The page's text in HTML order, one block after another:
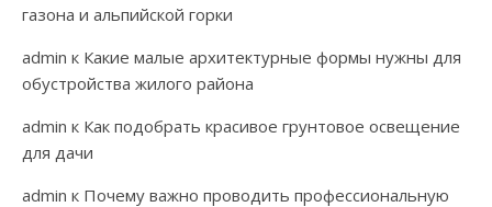
газона и альпийской горки
admin к Какие малые архитектурные формы нужны для
обустройства жилого района
admin к Как подобрать красивое грунтовое освещение
для дачи
admin к Почему важно проводить профессиональную